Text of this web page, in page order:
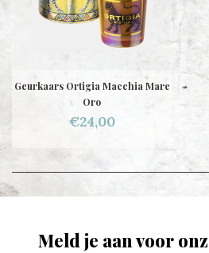
Geurkaars Ortigia Macchia Mare
Oro
€24,00
Meld je aan voor